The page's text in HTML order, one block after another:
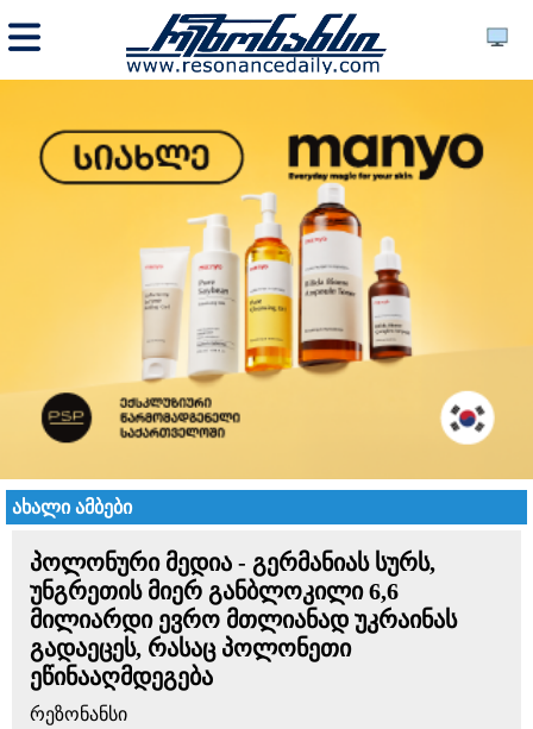
ახალი ამბები
პოლონური მედია - გერმანიას სურს,
უნგრეთის მიერ განბლოკილი 6,6
მილიარდი ევრო მთლიანად უკრაინას
გადაეცეს, რასაც პოლონეთი
ეწინააღმდეგება
რეზონანსი